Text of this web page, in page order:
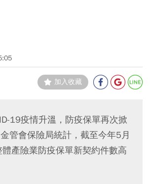
加入收藏
19疫情升溫，防疫保單再次掀
管會保險局統計，截至今年5月
產險業防疫保單新契約件數高